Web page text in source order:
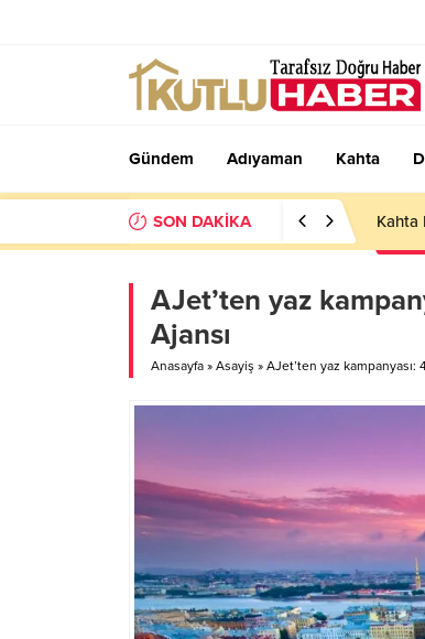
Gündem Adıyaman Kahta
SON DAKİKA Kahta
AJet’ten yaz
Ajansı
Anasayfa » Asayiş » AJet’ten yaz kampanyası: